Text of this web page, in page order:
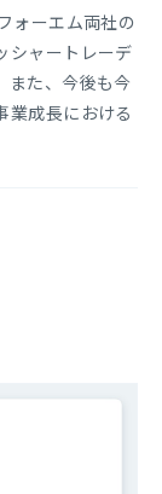
ォーエム両社の
シャートレーデ
また、今後も今
業成長における